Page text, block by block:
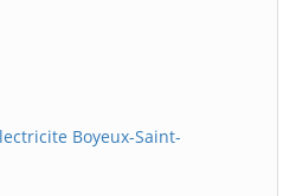
Boyeux-Saint-